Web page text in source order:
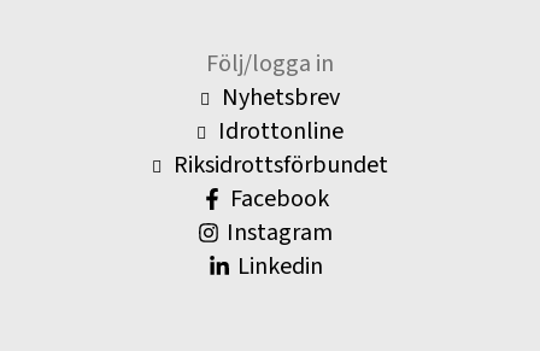
Följ/logga in
Nyhetsbrev
Idrottonline
Riksidrottsförbundet
Facebook
Instagram
Linkedin